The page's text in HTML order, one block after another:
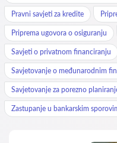
Pravni savjeti za kredite
Priprema ugovora o osiguranju
Savjeti o privatnom financiranju
Savjetovanje o međunarodnim
Savjetovanje za porezno
Zastupanje u bankarskim